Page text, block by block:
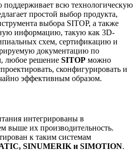
поддерживает всю технологическую
простой выбор продукта,
выбора SITOP, а также
информацию, такую ​​​​как 3D-
схем, сертификацию и
документацию по
любое решение SITOP можно
сконфигурировать и
эффективным образом.
интегрированы в
выше их производительность.
к таким системам
SINUMERIK и SIMOTION.